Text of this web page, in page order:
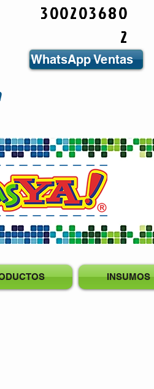
300203680
2
WhatsApp Ventas
INSUMOS